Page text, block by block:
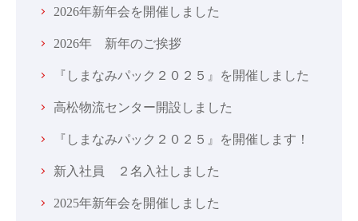
2026年新年会を開催しました
2026年 新年のご挨拶
『しまなみパック２０２５』を開催しました
高松物流センター開設しました
『しまなみパック２０２５』を開催します！
新入社員 ２名入社しました
2025年新年会を開催しました